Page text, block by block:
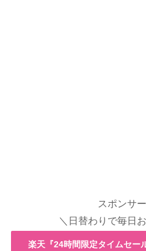
スポンサ
＼日替わりで毎日
楽天『24時間限定タイムセー